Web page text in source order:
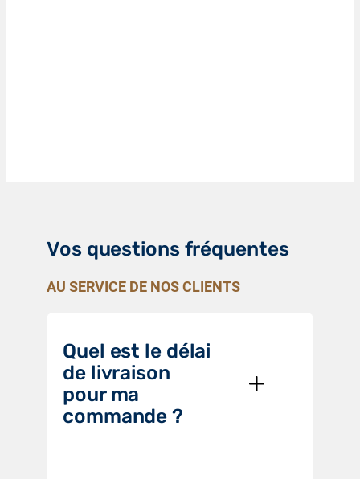
Vos questions fréquentes
AU SERVICE DE NOS CLIENTS
Quel est le délai
de livraison
pour ma
commande ?